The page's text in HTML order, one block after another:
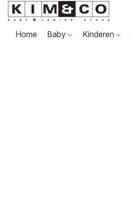
Home Baby Kinderen